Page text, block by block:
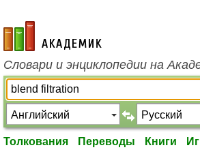
academic.ru
Словари и энциклопедии на
Толкования Переводы Книги